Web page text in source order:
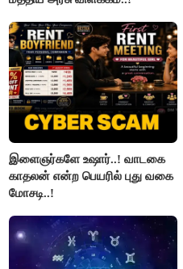
இளைஞர்களே உஷார்..! வாடகை
காதலன் என்ற பெயரில் புது வகை
மோசடி..!